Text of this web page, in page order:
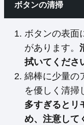
ボタンの清掃
ボタンの表面
があります。
拭いてくださ
綿棒に少量の
を優しく清掃
多すぎるとリ
め、注意して